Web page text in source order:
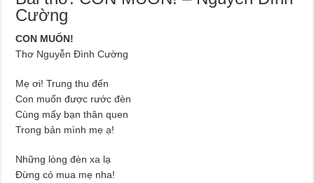
Cường
CON MUỐN!
Thơ Nguyễn Đình Cường
Mẹ ơi! Trung thu đến
Con muốn được rước đèn
Cùng mấy bạn thân quen
Trong bản mình mẹ ạ!
Những lòng đèn xa lạ
Đừng có mua mẹ nha!